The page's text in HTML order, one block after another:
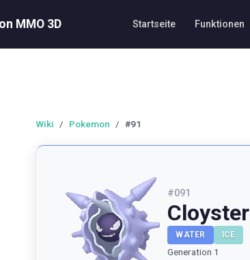
MMO 3D Startseite Funktionen
Wiki / Pokemon / #91
#091
Cloyster
WATER ICE
Generation 1